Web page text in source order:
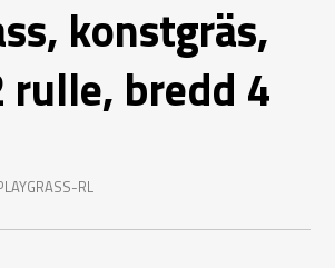
konstgräs,
rulle, bredd 4
RL